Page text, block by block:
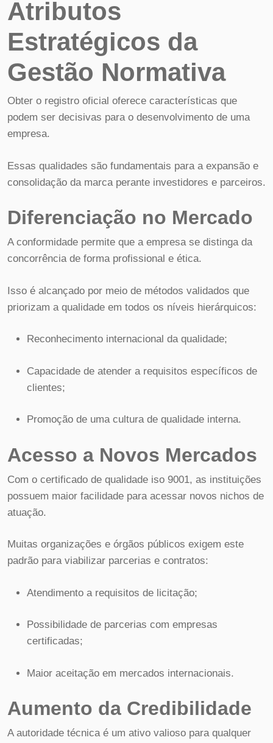
Atributos
Estratégicos da
Gestão Normativa
Obter o registro oficial oferece características que
podem ser decisivas para o desenvolvimento de uma
empresa.
Essas qualidades são fundamentais para a expansão e
consolidação da marca perante investidores e parceiros.
Diferenciação no Mercado
A conformidade permite que a empresa se distinga da
concorrência de forma profissional e ética.
Isso é alcançado por meio de métodos validados que
priorizam a qualidade em todos os níveis hierárquicos:
Reconhecimento internacional da qualidade;
Capacidade de atender a requisitos específicos de
clientes;
Promoção de uma cultura de qualidade interna.
Acesso a Novos Mercados
Com o certificado de qualidade iso 9001, as instituições
possuem maior facilidade para acessar novos nichos de
atuação.
Muitas organizações e órgãos públicos exigem este
padrão para viabilizar parcerias e contratos:
Atendimento a requisitos de licitação;
Possibilidade de parcerias com empresas
certificadas;
Maior aceitação em mercados internacionais.
Aumento da Credibilidade
A autoridade técnica é um ativo valioso para qualquer